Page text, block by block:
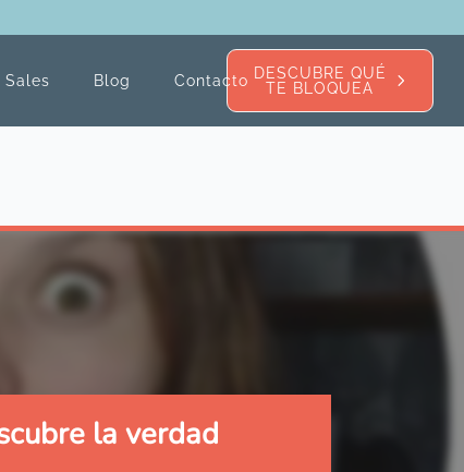
Sales Blog Contacto DESCUBRE QUÉ
TE BLOQUEA
la verdad